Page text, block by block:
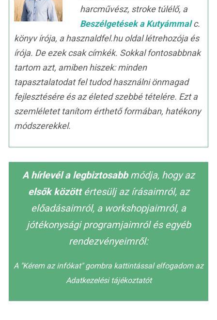
harcművész, stroke túlélő, a
Beszélgetések a Kutyámmalc.
könyv írója, a hasznaldfel.hu oldal létrehozója és
írója. De ezek csak címkék. Sokkal fontosabbnak
tartom azt, amiben hiszek: minden
tapasztalatodat fel tudod használni önmagad
fejlesztésére és az életed szebbé tételére. Ezt a
szemléletet tanítom érthető formában, hatékony
módszerekkel.
A hírlevél a legbiztosabbmódja, hogy az
elsők közöttértesülj az írásaimról, az
előadásaimról, a workshopjaimról, a
jótékonysági programjaimról és egyéb
rendezvényeimről:
A "Kérem az infókat" gombra kattintással elfogadom az
Adatkezelési tájékoztatót